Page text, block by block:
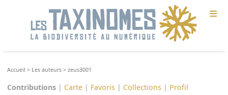
≡
Accueil > Les auteurs >zeus3001
Contributions | Carte | Favoris | Collections | Profil